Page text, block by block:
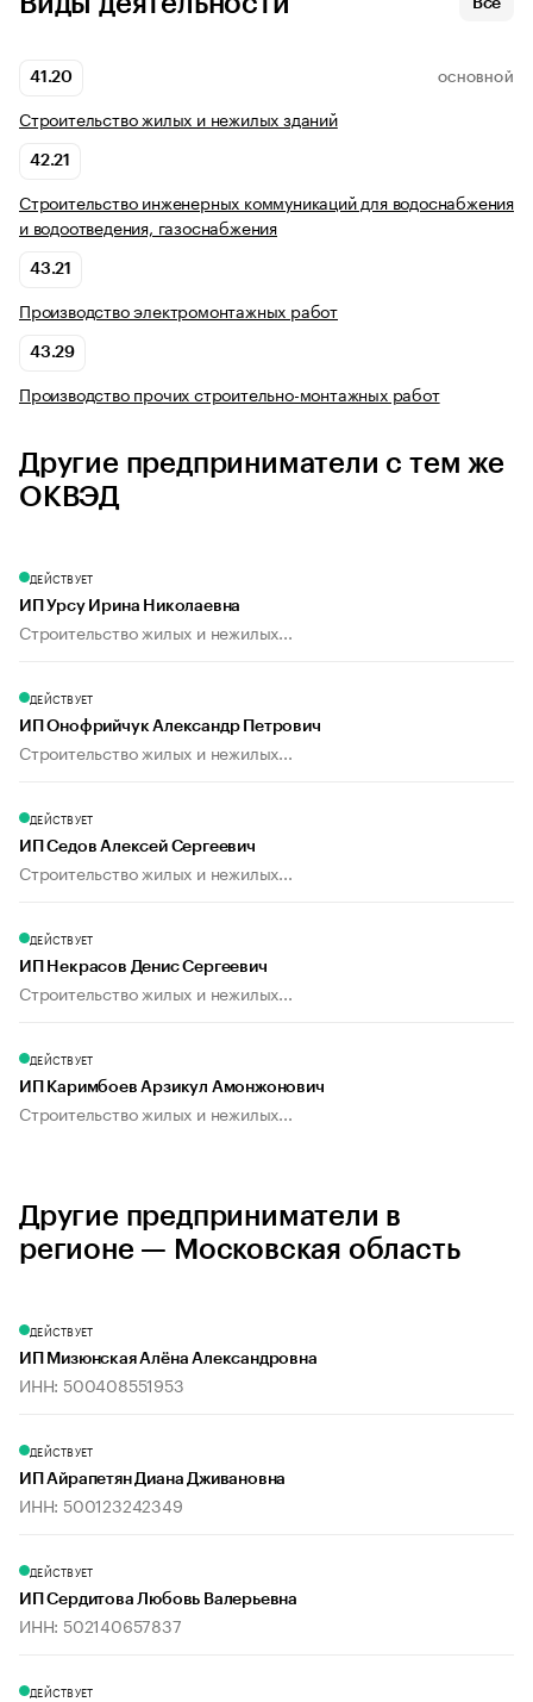
Все
41.20 ОСНОВНОЙ
Строительство жилых и нежилых зданий
42.21
Строительство инженерных коммуникаций для водоснабжения
и водоотведения, газоснабжения
43.21
Производство электромонтажных работ
43.29
Производство прочих строительно-монтажных работ
Другие предприниматели с тем же
ОКВЭД
ДЕЙСТВУЕТ
ИП Урсу Ирина Николаевна
Строительство жилых и нежилых...
ДЕЙСТВУЕТ
ИП Онофрийчук Александр Петрович
Строительство жилых и нежилых...
ДЕЙСТВУЕТ
ИП Седов Алексей Сергеевич
Строительство жилых и нежилых...
ДЕЙСТВУЕТ
ИП Некрасов Денис Сергеевич
Строительство жилых и нежилых...
ДЕЙСТВУЕТ
ИП Каримбоев Арзикул Амонжонович
Строительство жилых и нежилых...
Другие предприниматели в
регионе — Московская область
ДЕЙСТВУЕТ
ИП Мизюнская Алёна Александровна
ИНН: 500408551953
ДЕЙСТВУЕТ
ИП Айрапетян Диана Дживановна
ИНН: 500123242349
ДЕЙСТВУЕТ
ИП Сердитова Любовь Валерьевна
ИНН: 502140657837
ДЕЙСТВУЕТ